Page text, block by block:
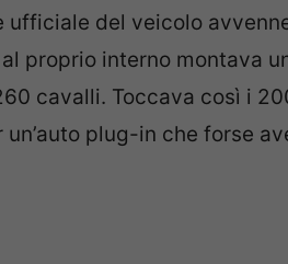
ufficiale del veicolo
proprio interno montava
cavalli. Toccava così i
plug-in che forse